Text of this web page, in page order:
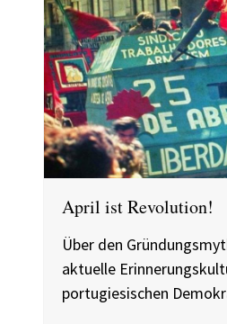
April ist Revolution!
Über den
aktuelle
portugiesischen